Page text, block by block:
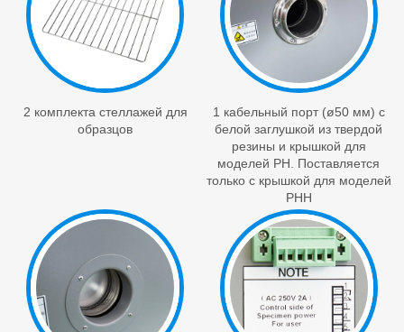
2 комплекта стеллажей для
образцов
1 кабельный порт (ø50 мм) с
белой заглушкой из твердой
резины и крышкой для
моделей PH. Поставляется
только с крышкой для моделей
PHH